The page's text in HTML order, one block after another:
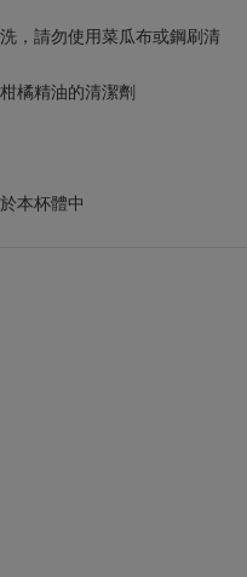
，請勿使用菜瓜布或鋼刷清
橘精油的清潔劑
本杯體中